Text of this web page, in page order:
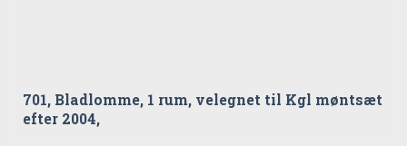
701, Bladlomme, 1 rum, velegnet til Kgl møntsæt
efter 2004,